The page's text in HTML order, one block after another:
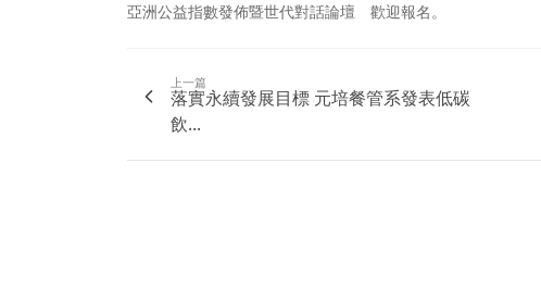
亞洲公益指數發佈暨世代對話論壇 歡迎報名。
上一篇
落實永續發展目標 元培餐管系發表低碳
飲...